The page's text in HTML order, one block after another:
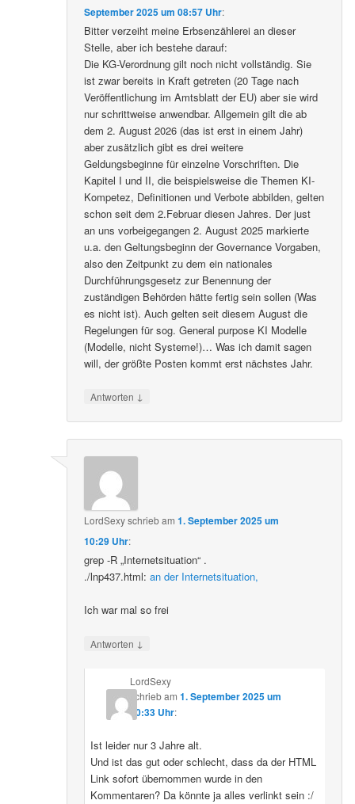
September 2025 um 08:57 Uhr:
Bitter verzeiht meine Erbsenzählerei an dieser
Stelle, aber ich bestehe darauf:
Die KG-Verordnung gilt noch nicht vollständig. Sie
ist zwar bereits in Kraft getreten (20 Tage nach
Veröffentlichung im Amtsblatt der EU) aber sie wird
nur schrittweise anwendbar. Allgemein gilt die ab
dem 2. August 2026 (das ist erst in einem Jahr)
aber zusätzlich gibt es drei weitere
Geldungsbeginne für einzelne Vorschriften. Die
Kapitel I und II, die beispielsweise die Themen KI-
Kompetez, Definitionen und Verbote abbilden, gelten
schon seit dem 2.Februar diesen Jahres. Der just
an uns vorbeigegangen 2. August 2025 markierte
u.a. den Geltungsbeginn der Governance Vorgaben,
also den Zeitpunkt zu dem ein nationales
Durchführungsgesetz zur Benennung der
zuständigen Behörden hätte fertig sein sollen (Was
es nicht ist). Auch gelten seit diesem August die
Regelungen für sog. General purpose KI Modelle
(Modelle, nicht Systeme!)… Was ich damit sagen
will, der größte Posten kommt erst nächstes Jahr.
Antworten ↓
LordSexyschriebam1. September 2025 um
10:29 Uhr:
grep -R „Internetsituation“ .
./lnp437.html:an der Internetsituation,
Ich war mal so frei
Antworten ↓
LordSexy
schriebam 1. September 2025 um
10:33 Uhr:
Ist leider nur 3 Jahre alt.
Und ist das gut oder schlecht, dass da der HTML
Link sofort übernommen wurde in den
Kommentaren? Da könnte ja alles verlinkt sein :/